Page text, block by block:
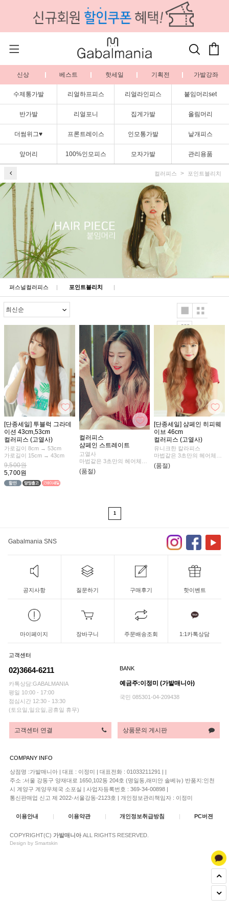
신상 베스트 핫세일 기획전 가발강좌
수제통가발 리얼하프피스 리얼라인피스 붙임머리set
반가발 리얼포니 집게가발 올림머리
더썸위그♥ 프론트레이스 인모통가발 낱개피스
앞머리 100%인모피스 모자가발 관리용품
컬러피스 포인트블리치
퍼스널컬러피스 포인트블리치
[단종세일] 투블럭 그라데
이션 43cm,53cm
컬러피스 (고열사)
가로길이 8cm → 53cm
가로길이 15cm → 43cm
9,500원
5,700원
컬러피스
샴페인 스트레이트
고열사
마법같은 3초만의 헤어체인
지!
염색으로 힘든 컬러를
(품절)
[단종세일] 샴페인 히피웨
이브 46cm
컬러피스 (고열사)
유니크한 칼라피스
마법같은 3초만의 헤어체인
지!
염색으로 힘든 컬러를
(품절)
1
Gabalmania SNS
공지사항 질문하기 구매후기 핫이벤트
마이페이지 장바구니 주문배송조회 1:1카톡상담
고객센터
02)3664-6211
카톡상담:GABALMANIA
평일 10:00 - 17:00
점심시간 12:30 - 13:30
(토요일,일요일,공휴일 휴무)
BANK
예금주:이정미 (가발매니아)
국민 085301-04-209438
고객센터 연결 상품문의 게시판
COMPANY INFO
상점명 :가발매니아 | 대표 : 이정미 | 대표전화 : 01033211291 | |
주소 :서울 강동구 양재대로 1650,102동 204호 (명일동,래미안 솔베뉴) 반품지:인천
시 계양구 계양우체국 소포실 | 사업자등록번호 : 369-34-00898 |
통신판매업 신고 제 2022-서울강동-2123호 | 개인정보관리책임자 : 이정미
이용안내 | 이용약관 | 개인정보취급방침 | PC버젼
COPYRIGHT(C) 가발매니아 ALL RIGHTS RESERVED.